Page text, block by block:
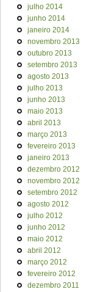
julho 2014
junho 2014
janeiro 2014
novembro 2013
outubro 2013
setembro 2013
agosto 2013
julho 2013
junho 2013
maio 2013
abril 2013
março 2013
fevereiro 2013
janeiro 2013
dezembro 2012
novembro 2012
setembro 2012
agosto 2012
julho 2012
junho 2012
maio 2012
abril 2012
março 2012
fevereiro 2012
dezembro 2011